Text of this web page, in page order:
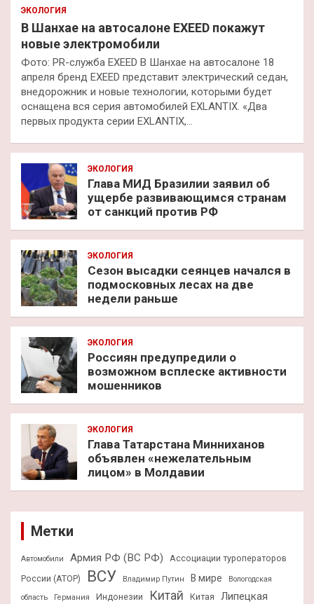
ЭКОЛОГИЯ
В Шанхае на автосалоне EXEED покажут
новые электромобили
Фото: PR-служба EXEED В Шанхае на автосалоне 18
апреля бренд EXEED представит электрический седан,
внедорожник и новые технологии, которыми будет
оснащена вся серия автомобилей EXLANTIX. «Два
первых продукта серии EXLANTIX,…
ЭКОЛОГИЯ
Глава МИД Бразилии заявил об
ущербе развивающимся странам
от санкций против РФ
ЭКОЛОГИЯ
Сезон высадки сеянцев начался в
подмосковных лесах на две
недели раньше
ЭКОЛОГИЯ
Россиян предупредили о
возможном всплеске активности
мошенников
ЭКОЛОГИЯ
Глава Татарстана Минниханов
объявлен «нежелательным
лицом» в Молдавии
Метки
Автомобили Армия РФ (ВС РФ)
Ассоциации туроператоров
России (АТОР)
ВСУ Владимир Путин В мире
Вологодская
область
Германия Индонезии Китай Китая
Липецкая